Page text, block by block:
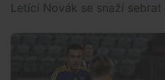
Letící Novák se snaží